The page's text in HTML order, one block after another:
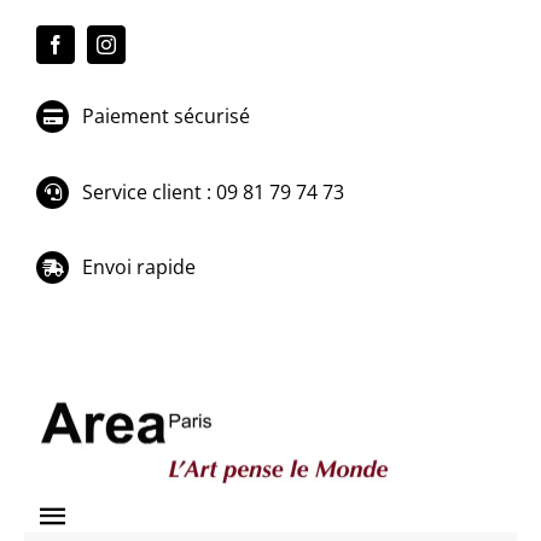
Paiement sécurisé
Service client : 09 81 79 74 73
Envoi rapide